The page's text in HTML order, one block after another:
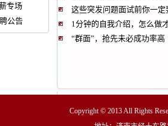
专场
公告
这些突发问题面试前你一定
1分钟的自我介绍，怎么做
“​群面”，抢先未必成功率高
Copyright © 2013 All Rights